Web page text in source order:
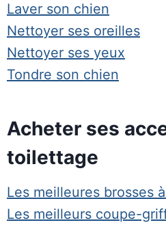
Laver son chien
Nettoyer ses oreilles
Nettoyer ses yeux
Tondre son chien
Acheter ses
toilettage
Les meilleures brosses
Les meilleurs coupe-